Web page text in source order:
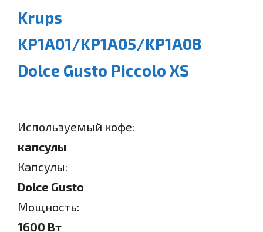
Krups
KP1A01/KP1A05/KP1A08
Dolce Gusto Piccolo XS
Используемый кофе:
капсулы
Капсулы:
Dolce Gusto
Мощность:
1600 Вт